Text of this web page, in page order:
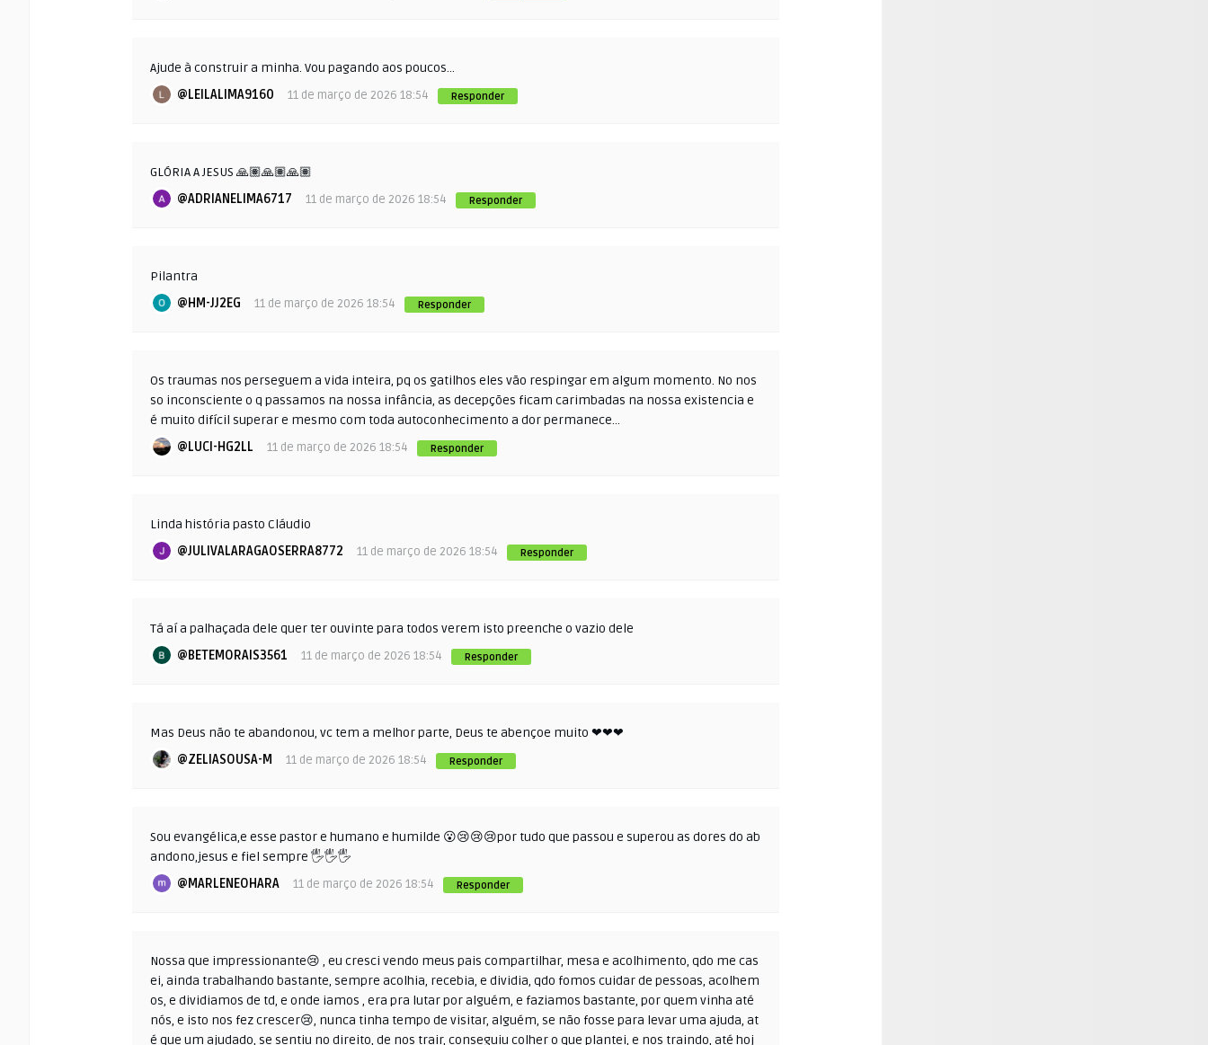
Ajude à construir a minha. Vou pagando aos poucos…
@LEILALIMA9160
11 de março de 2026 18:54 Responder
GLÓRIA A JESUS 🙏🏽🙏🏽🙏🏽
@ADRIANELIMA6717
11 de março de 2026 18:54 Responder
Pilantra
@HM-JJ2EG
11 de março de 2026 18:54 Responder
Os traumas nos perseguem a vida inteira, pq os gatilhos eles vão respingar em algum momento. No nos
so inconsciente o q passamos na nossa infância, as decepções ficam carimbadas na nossa existencia e
é muito difícil superar e mesmo com toda autoconhecimento a dor permanece…
@LUCI-HG2LL
11 de março de 2026 18:54 Responder
Linda história pasto Cláudio
@JULIVALARAGAOSERRA8772
11 de março de 2026 18:54 Responder
Tá aí a palhaçada dele quer ter ouvinte para todos verem isto preenche o vazio dele
@BETEMORAIS3561
11 de março de 2026 18:54 Responder
Mas Deus não te abandonou, vc tem a melhor parte, Deus te abençoe muito ❤❤❤
@ZELIASOUSA-M
11 de março de 2026 18:54 Responder
Sou evangélica,e esse pastor e humano e humilde 😮😢😢😢por tudo que passou e superou as dores do ab
andono,jesus e fiel sempre 🖐️🖐️🖐️
@MARLENEOHARA
11 de março de 2026 18:54 Responder
Nossa que impressionante😢 , eu cresci vendo meus pais compartilhar, mesa e acolhimento, qdo me cas
ei, ainda trabalhando bastante, sempre acolhia, recebia, e dividia, qdo fomos cuidar de pessoas, acolhem
os, e dividiamos de td, e onde iamos , era pra lutar por alguém, e faziamos bastante, por quem vinha até
nós, e isto nos fez crescer😢, nunca tinha tempo de visitar, alguém, se não fosse para levar uma ajuda, at
é que um ajudado, se sentiu no direito, de nos trair, conseguiu colher o que plantei, e nos traindo, até hoj